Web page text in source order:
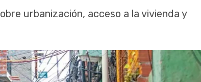
urbanización, acceso a la vivienda y